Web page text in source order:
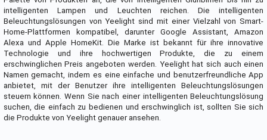
intelligenten Lampen und Leuchten reichen. Die intelligenten
Beleuchtungslösungen von Yeelight sind mit einer Vielzahl von Smart-
Home-Plattformen kompatibel, darunter Google Assistant, Amazon
Alexa und Apple HomeKit. Die Marke ist bekannt für ihre innovative
Technologie und ihre hochwertigen Produkte, die zu einem
erschwinglichen Preis angeboten werden. Yeelight hat sich auch einen
Namen gemacht, indem es eine einfache und benutzerfreundliche App
anbietet, mit der Benutzer ihre intelligenten Beleuchtungslösungen
steuern können. Wenn Sie nach einer intelligenten Beleuchtungslösung
suchen, die einfach zu bedienen und erschwinglich ist, sollten Sie sich
die Produkte von Yeelight genauer ansehen.